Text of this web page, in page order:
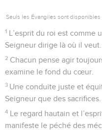
Seuls les Évangiles sont disponibles
1 L’esprit du roi est comme
Seigneur dirige là où il veut.
2 Chacun pense agir
examine le fond du cœur.
3 Une conduite juste et
Seigneur que des sacrifices.
4 Le regard hautain et
manifeste le péché des